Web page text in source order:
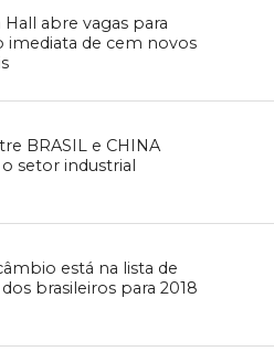
abre vagas para
imediata de cem novos
BRASIL e CHINA
setor industrial
está na lista de
brasileiros para 2018